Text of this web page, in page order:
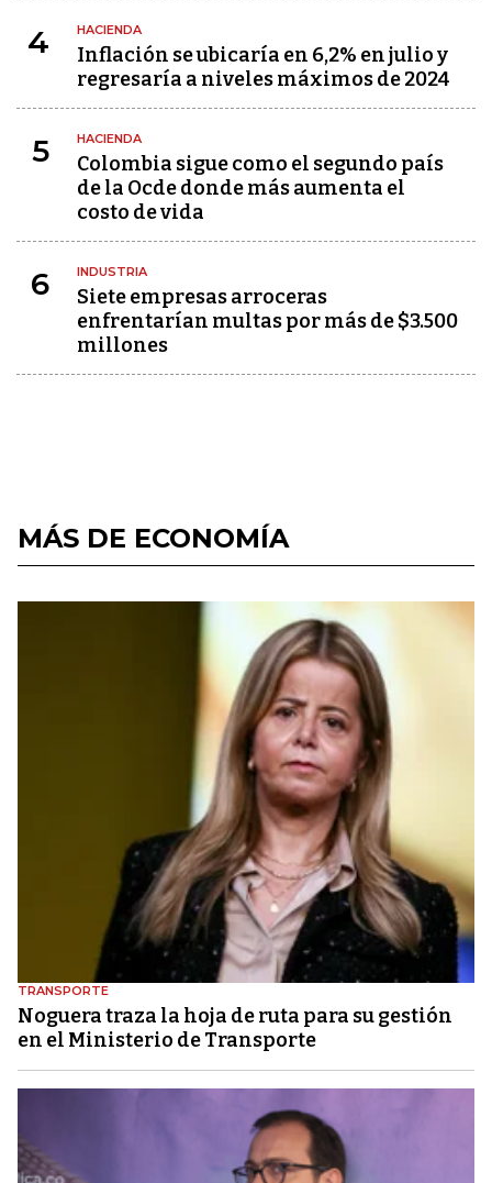
4 HACIENDA
Inflación se ubicaría en 6,2% en julio y
regresaría a niveles máximos de 2024
5 HACIENDA
Colombia sigue como el segundo país
de la Ocde donde más aumenta el
costo de vida
6 INDUSTRIA
Siete empresas arroceras
enfrentarían multas por más de $3.500
millones
MÁS DE ECONOMÍA
TRANSPORTE
Noguera traza la hoja de ruta para su gestión
en el Ministerio de Transporte